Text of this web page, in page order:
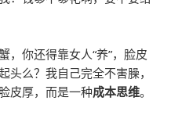
，你还得靠女人“养”，脸皮
头么？我自己完全不害臊，
皮厚，而是一种成本思维。